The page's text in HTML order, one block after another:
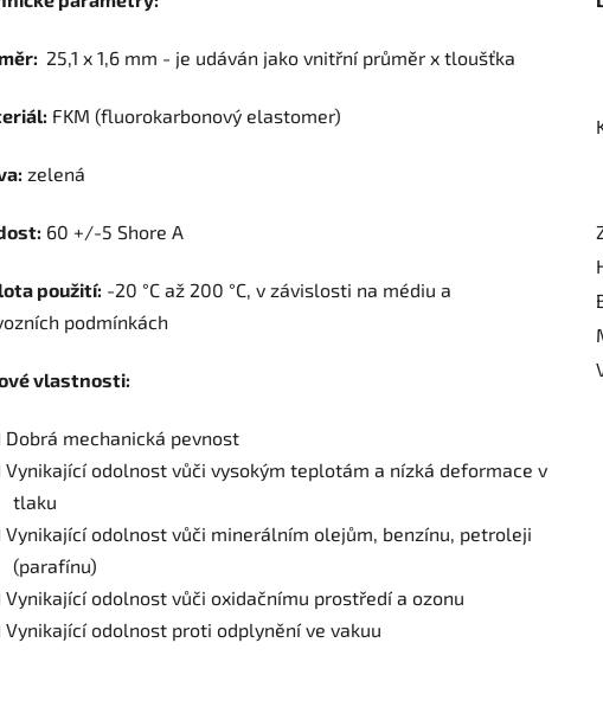
25,1 x 1,6 mm - je udáván jako vnitřní průměr x tloušťka
FKM (fluorokarbonový elastomer)
zelená
60 +/-5 Shore A
použití: -20 °C až 200 °C, v závislosti na médiu a
podmínkách
vlastnosti:
Dobrá mechanická pevnost
Vynikající odolnost vůči vysokým teplotám a nízká deformace v
tlaku
Vynikající odolnost vůči minerálním olejům, benzínu, petroleji
(parafínu)
Vynikající odolnost vůči oxidačnímu prostředí a ozonu
Vynikající odolnost proti odplynění ve vakuu